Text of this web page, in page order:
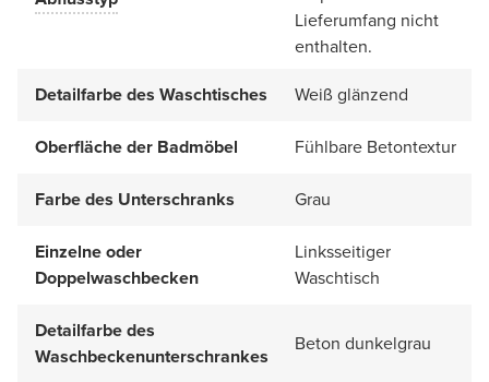
Lieferumfang nicht
enthalten.
Detailfarbe des Waschtisches
Weiß glänzend
Oberfläche der Badmöbel Fühlbare Betontextur
Farbe des Unterschranks Grau
Einzelne oder
Doppelwaschbecken
Linksseitiger
Waschtisch
Detailfarbe des
Waschbeckenunterschrankes
Beton dunkelgrau